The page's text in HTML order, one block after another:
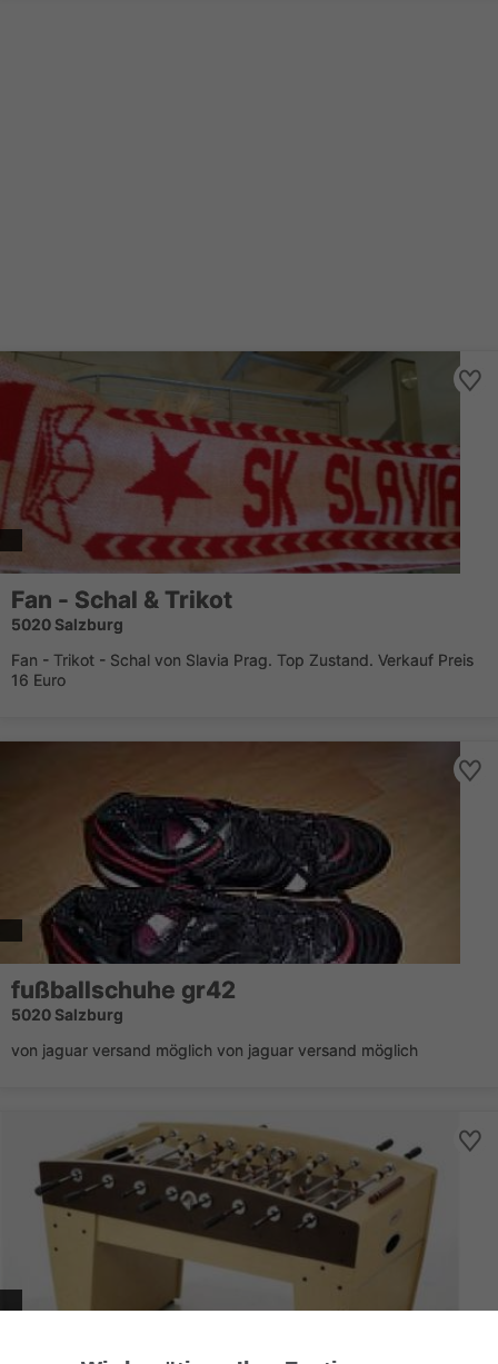
Fan - Schal & Trikot
5020 Salzburg
Fan - Trikot - Schal von Slavia Prag. Top Zustand. Verkauf Preis
16 Euro
fußballschuhe gr42
5020 Salzburg
von jaguar versand möglich von jaguar versand möglich